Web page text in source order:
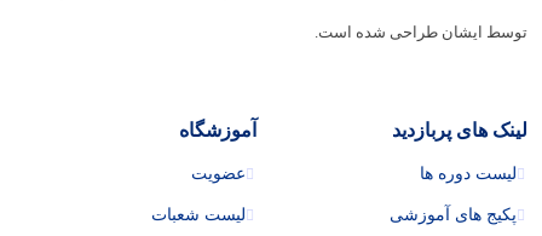
توسط ایشان طراحی شده است.
لینک های پربازدید
لیست دوره ها
پکیج های آموزشی
آموزشگاه
عضویت
لیست شعبات